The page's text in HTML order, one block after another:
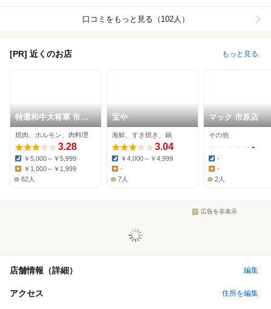
口コミをもっと見る（102人）
[PR] 近くのお店 もっと見る
特選和牛大将軍 市原
店
焼肉、ホルモン、肉料理
3.28
Dinner:
￥5,000～￥5,999
Lunch:
￥1,000～￥1,999
82人
宝や
海鮮、すき焼き、鍋
3.04
Dinner:
￥4,000～￥4,999
Lunch:
-
7人
マック 市原店
その他
-
Dinner:
-
Lunch:
-
2人
広告を非表示
店舗情報（詳細） 編集
アクセス 住所を編集